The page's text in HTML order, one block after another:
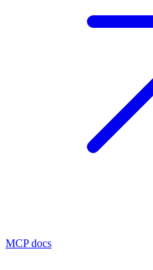
MCP docs